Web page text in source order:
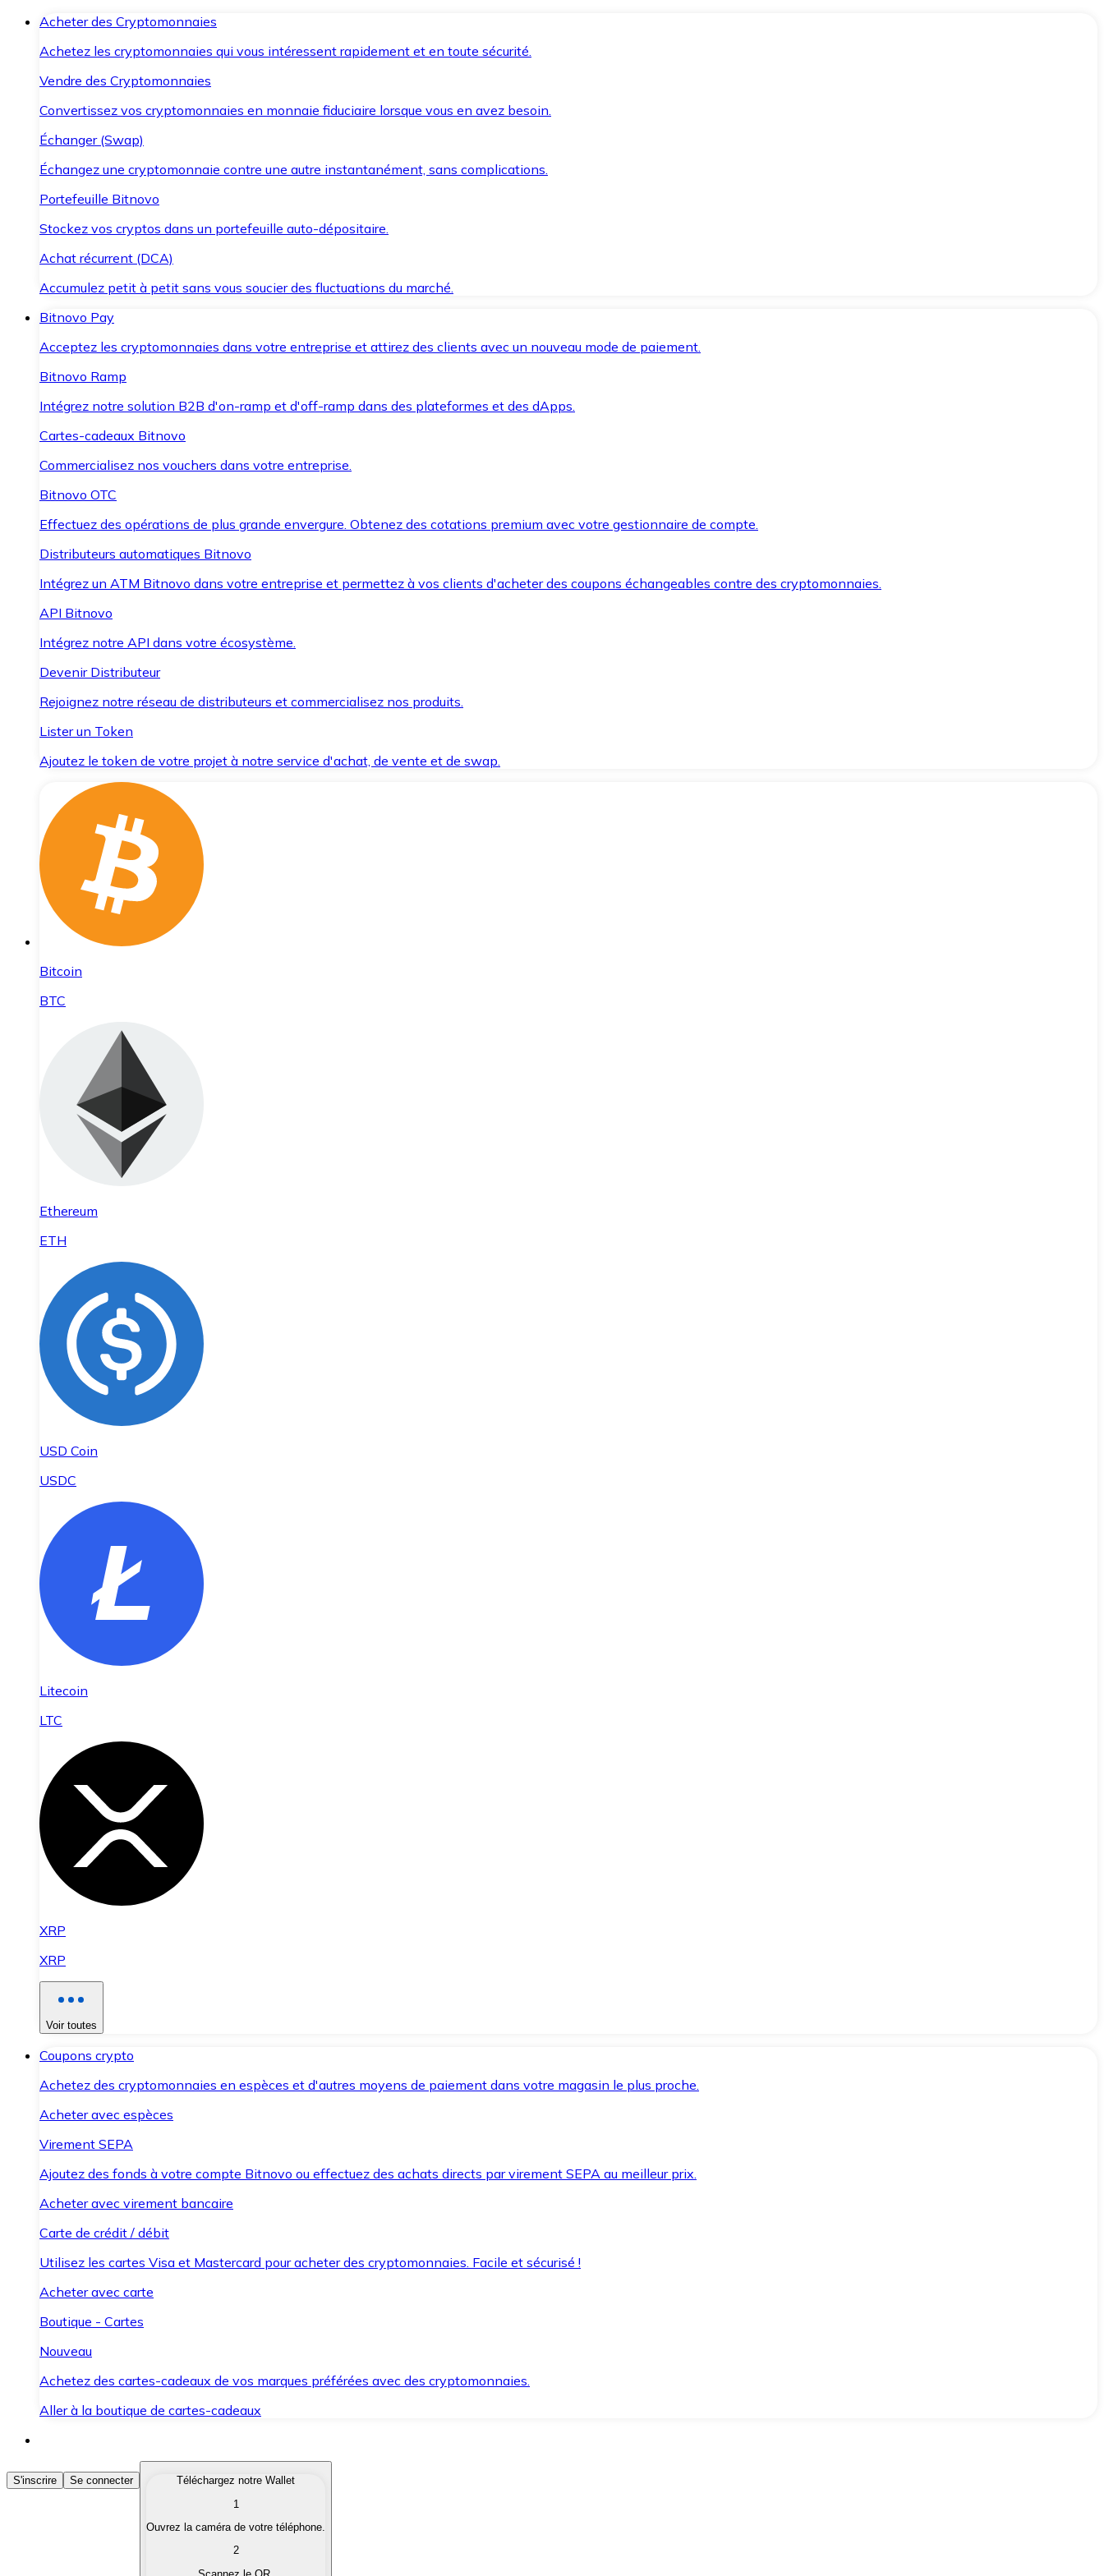
Acheter des Cryptomonnaies
Achetez les cryptomonnaies qui vous intéressent rapidement et en toute sécurité.
Vendre des Cryptomonnaies
Convertissez vos cryptomonnaies en monnaie fiduciaire lorsque vous en avez besoin.
Échanger (Swap)
Échangez une cryptomonnaie contre une autre instantanément, sans complications.
Portefeuille Bitnovo
Stockez vos cryptos dans un portefeuille auto-dépositaire.
Achat récurrent (DCA)
Accumulez petit à petit sans vous soucier des fluctuations du marché.
Bitnovo Pay
Acceptez les cryptomonnaies dans votre entreprise et attirez des clients avec un nouveau mode de paiement.
Bitnovo Ramp
Intégrez notre solution B2B d'on-ramp et d'off-ramp dans des plateformes et des dApps.
Cartes-cadeaux Bitnovo
Commercialisez nos vouchers dans votre entreprise.
Bitnovo OTC
Effectuez des opérations de plus grande envergure. Obtenez des cotations premium avec votre gestionnaire de compte.
Distributeurs automatiques Bitnovo
Intégrez un ATM Bitnovo dans votre entreprise et permettez à vos clients d'acheter des coupons échangeables contre des cryptomonnaies.
API Bitnovo
Intégrez notre API dans votre écosystème.
Devenir Distributeur
Rejoignez notre réseau de distributeurs et commercialisez nos produits.
Lister un Token
Ajoutez le token de votre projet à notre service d'achat, de vente et de swap.
Bitcoin
BTC
Ethereum
ETH
USD Coin
USDC
Litecoin
LTC
XRP
XRP
Voir toutes
Coupons crypto
Achetez des cryptomonnaies en espèces et d'autres moyens de paiement dans votre magasin le plus proche.
Acheter avec espèces
Virement SEPA
Ajoutez des fonds à votre compte Bitnovo ou effectuez des achats directs par virement SEPA au meilleur prix.
Acheter avec virement bancaire
Carte de crédit / débit
Utilisez les cartes Visa et Mastercard pour acheter des cryptomonnaies. Facile et sécurisé !
Acheter avec carte
Boutique - Cartes
Nouveau
Achetez des cartes-cadeaux de vos marques préférées avec des cryptomonnaies.
Aller à la boutique de cartes-cadeaux
Acheter des Cryptomonnaies
Achetez les cryptomonnaies qui vous intéressent rapidement et en toute sécurité.
Convertissez vos cryptomonnaies en monnaie fiduciaire lorsque vous en avez besoin.
S'inscrire Se connecter
Téléchargez notre Wallet
1
Ouvrez la caméra de votre téléphone.
2